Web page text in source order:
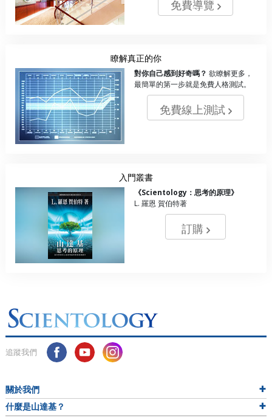
免費導覽
瞭解真正的你
對你自己感到好奇嗎？ 欲瞭解更多，
最簡單的第一步就是免費人格測試。
免費線上測試
入門叢書
《Scientology：思考的原理》
L. 羅恩 賀伯特著
訂購
追蹤我們
關於我們
什麼是山達基？